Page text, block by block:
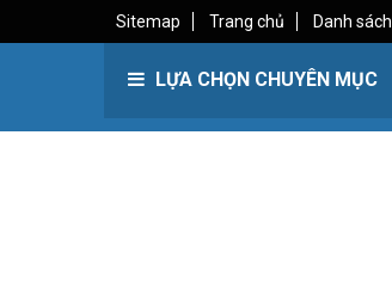
Sitemap Trang chủ Danh sách
LỰA CHỌN CHUYÊN MỤC